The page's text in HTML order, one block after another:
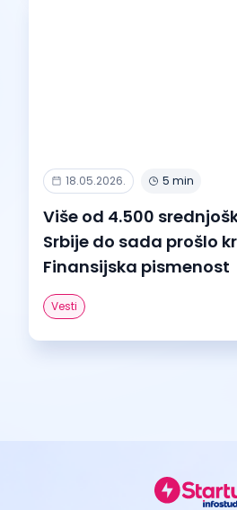
18.05.2026. 5 min
Više od 4.500
Srbije do sada prošlo
Finansijska pismenost
Vesti